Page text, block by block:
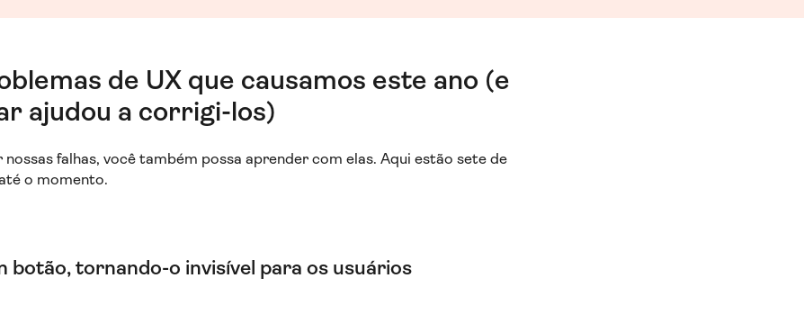
de UX que causamos este ano (e
ajudou a corrigi-los)
nossas falhas, você também possa aprender com elas. Aqui estão sete de
o momento.
botão, tornando-o invisível para os usuários